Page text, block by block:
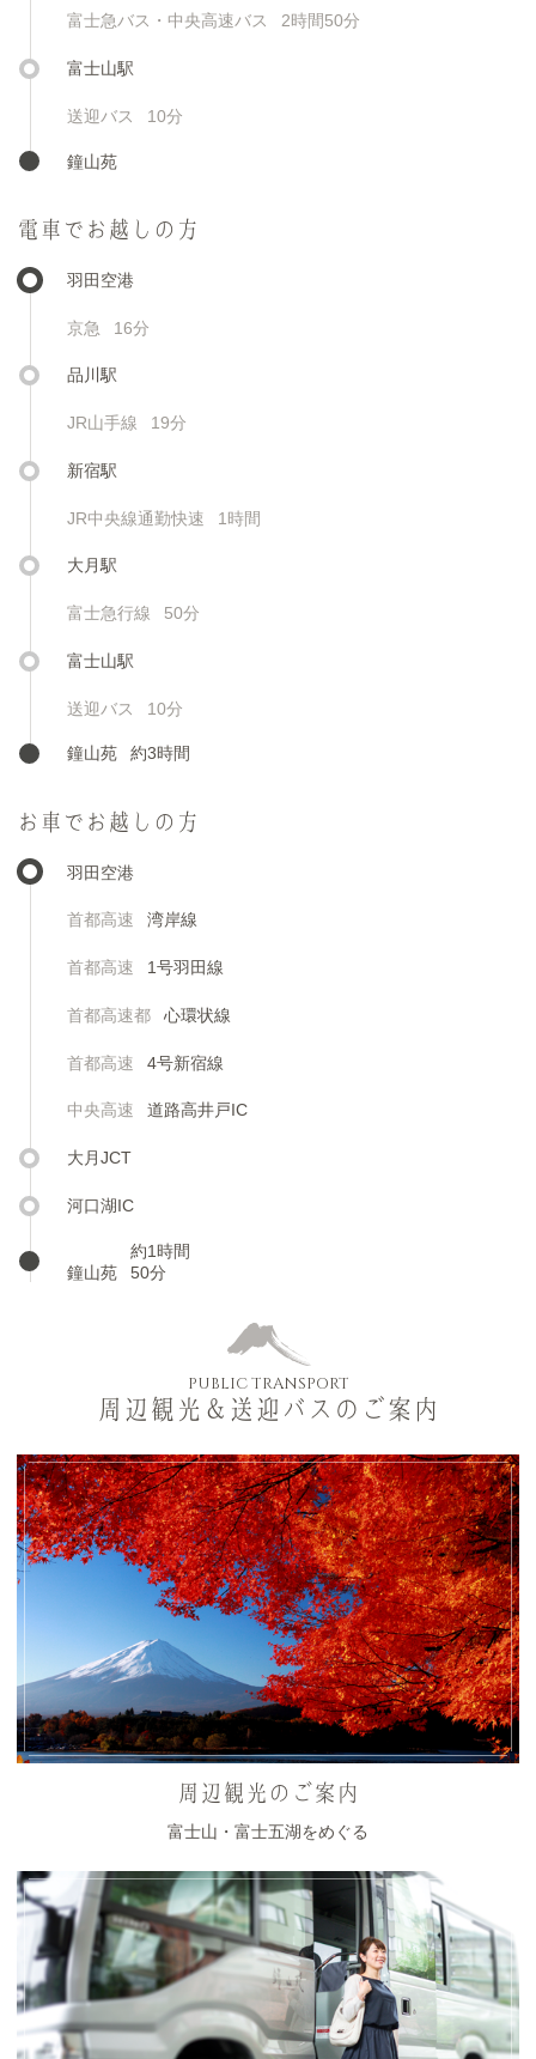
富士急バス・中央高速バス 2時間50分
富士山駅
送迎バス 10分
鐘山苑
電車でお越しの方
羽田空港
京急 16分
品川駅
JR山手線 19分
新宿駅
JR中央線通勤快速 1時間
大月駅
富士急行線 50分
富士山駅
送迎バス 10分
鐘山苑 約3時間
お車でお越しの方
羽田空港
首都高速 湾岸線
首都高速 1号羽田線
首都高速都 心環状線
首都高速 4号新宿線
中央高速 道路高井戸IC
大月JCT
河口湖IC
鐘山苑
約1時間
50分
PUBLIC TRANSPORT
周辺観光＆送迎バスのご案内
周辺観光のご案内
富士山・富士五湖をめぐる